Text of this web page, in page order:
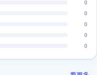
0
0
0
0
0